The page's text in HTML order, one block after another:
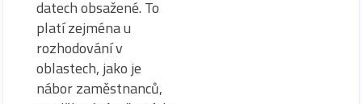
datech obsažené. To
platí zejména u
rozhodování v
oblastech, jako je
nábor zaměstnanců,